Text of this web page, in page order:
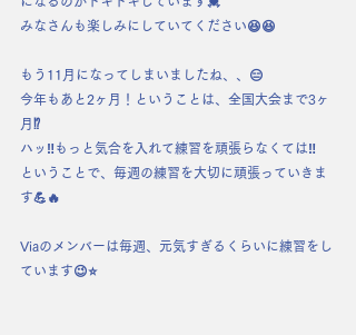
みなさんも楽しみにしていてください😆😆
もう11月になってしまいましたね、、😑
今年もあと2ヶ月！ということは、全国大会まで3ヶ
月⁉️
ハッ‼️もっと気合を入れて練習を頑張らなくては‼️
ということで、毎週の練習を大切に頑張っていきま
す💪🔥
Viaのメンバーは毎週、元気すぎるくらいに練習をし
ています😉⭐️